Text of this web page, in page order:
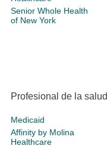
Senior Whole Health
of New York
Profesional de la salud
Medicaid
Affinity by Molina
Healthcare